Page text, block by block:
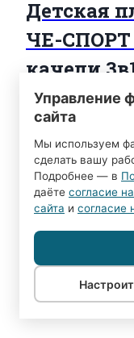
Детская
ЧЕ-СПОРТ
качели
-3000,00
составляла
цена: 36500,00
В корзину
Детская
ЧЕ-СПОРТ
качели
Управление
сайта
Мы используем
сделать вашу
Подробнее — в
даёте согласие
сайта и согласие